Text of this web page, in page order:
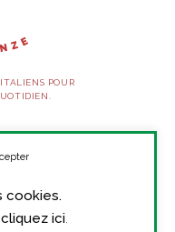
POUR
cookies.
cliquez ici.